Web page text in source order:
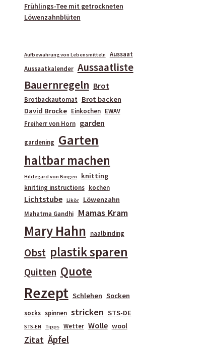
Frühlings-Tee mit getrockneten
Löwenzahnblüten
Aufbewahrung von Lebensmitteln
Aussaat
Aussaatkalender Aussaatliste
Bauernregeln Brot
Brotbackautomat
Brot backen
David Brocke Einkochen EWAV
Freiherr von Horn garden
gardening Garten
haltbar machen
Hildegard von Bingen knitting
knitting instructions kochen
Lichtstube Likör Löwenzahn
Mahatma Gandhi Mamas Kram
Mary Hahn naalbinding
Obst plastik sparen
Quitten Quote
Rezept Schlehen Socken
socks spinnen stricken STS-DE
STS-EN Tipps Wetter Wolle wool
Zitat Äpfel